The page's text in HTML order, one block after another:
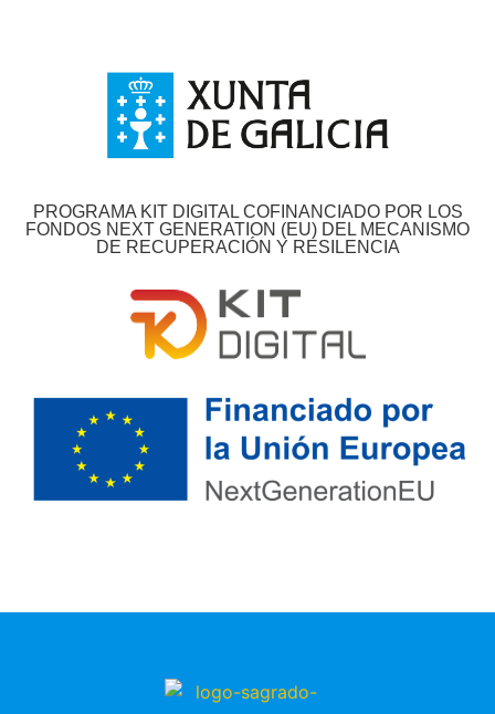
PROGRAMA KIT DIGITAL COFINANCIADO POR LOS
FONDOS NEXT GENERATION (EU) DEL MECANISMO
DE RECUPERACIÓN Y RESILENCIA